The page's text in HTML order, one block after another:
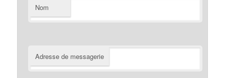
Nom
Adresse de messagerie